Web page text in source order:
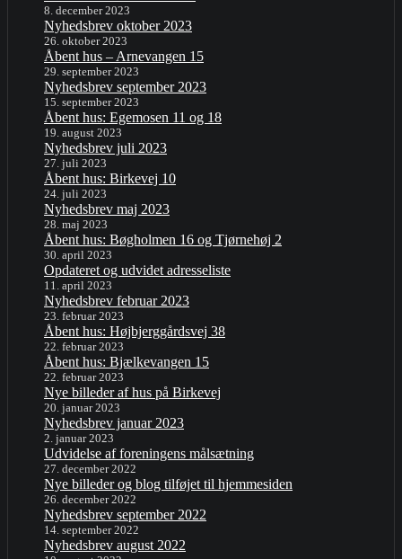
8. december 2023
Nyhedsbrev oktober 2023
26. oktober 2023
Åbent hus – Arnevangen 15
29. september 2023
Nyhedsbrev september 2023
15. september 2023
Åbent hus: Egemosen 11 og 18
19. august 2023
Nyhedsbrev juli 2023
27. juli 2023
Åbent hus: Birkevej 10
24. juli 2023
Nyhedsbrev maj 2023
28. maj 2023
Åbent hus: Bøgholmen 16 og Tjørnehøj 2
30. april 2023
Opdateret og udvidet adresseliste
11. april 2023
Nyhedsbrev februar 2023
23. februar 2023
Åbent hus: Højbjerggårdsvej 38
22. februar 2023
Åbent hus: Bjælkevangen 15
22. februar 2023
Nye billeder af hus på Birkevej
20. januar 2023
Nyhedsbrev januar 2023
2. januar 2023
Udvidelse af foreningens målsætning
27. december 2022
Nye billeder og blog tilføjet til hjemmesiden
26. december 2022
Nyhedsbrev september 2022
14. september 2022
Nyhedsbrev august 2022